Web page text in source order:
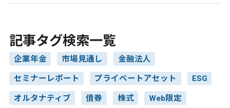
記事タグ検索一覧
企業年金 市場見通し 金融法人
セミナーレポート プライベートアセット ESG
オルタナティブ 債券 株式 Web限定